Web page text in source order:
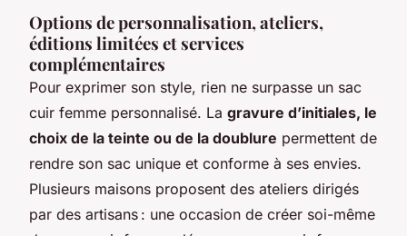
Options de personnalisation, ateliers,
éditions limitées et services
complémentaires
Pour exprimer son style, rien ne surpasse un sac
cuir femme personnalisé. La gravure d’initiales, le
choix de la teinte ou de la doublure permettent de
rendre son sac unique et conforme à ses envies.
Plusieurs maisons proposent des ateliers dirigés
par des artisans : une occasion de créer soi-même